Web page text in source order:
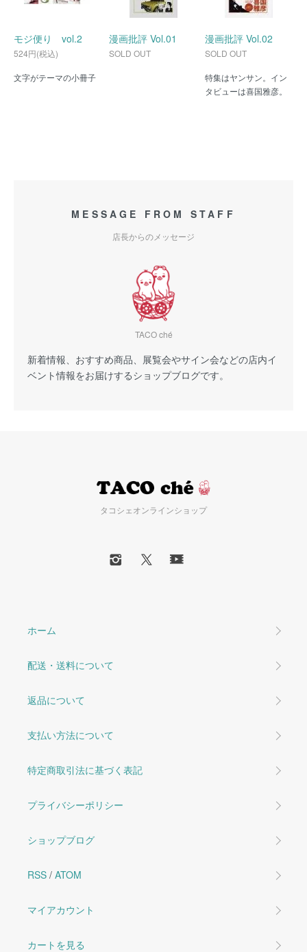
モジ便り vol.2
524円(税込)
文字がテーマの小冊子
漫画批評 Vol.01
SOLD OUT
漫画批評 Vol.02
SOLD OUT
特集はヤンサン。イン
タビューは喜国雅彦。
MESSAGE FROM STAFF
店長からのメッセージ
TACO ché
新着情報、おすすめ商品、展覧会やサイン会などの店内イ
ベント情報をお届けするショップブログです。
タコシェオンラインショップ
ホーム
配送・送料について
返品について
支払い方法について
特定商取引法に基づく表記
プライバシーポリシー
ショップブログ
RSS / ATOM
マイアカウント
カートを見る